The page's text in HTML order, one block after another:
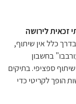
זכאית לירושה
כלל אין שיתוף,
בחשבון
ספציפי. בתיקים
הופך לקריטי כדי